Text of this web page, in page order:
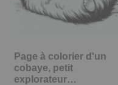
Page à colorier d'un
cobaye, petit
explorateur…